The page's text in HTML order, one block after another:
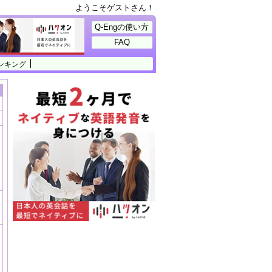
ようこそゲストさん！
キング
Q-Engの使い方
FAQ